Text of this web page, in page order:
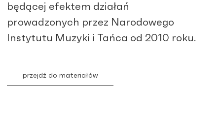
będącej efektem działań
prowadzonych przez Narodowego
Instytutu Muzyki i Tańca od 2010 roku.
przejdź do materiałów